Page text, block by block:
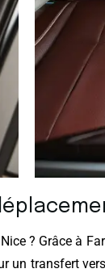
? Grâce à
transfert